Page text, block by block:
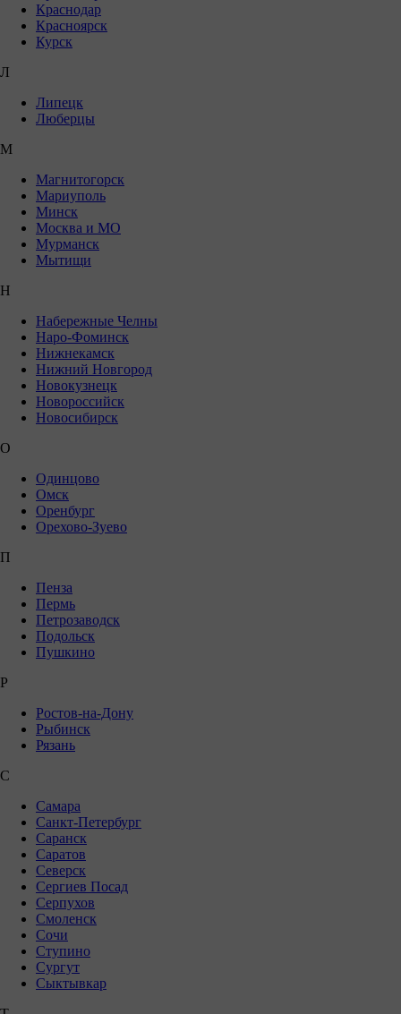
Краснодар
Красноярск
Курск
Л
Липецк
Люберцы
М
Магнитогорск
Мариуполь
Минск
Москва и МО
Мурманск
Мытищи
Н
Набережные Челны
Наро-Фоминск
Нижнекамск
Нижний Новгород
Новокузнецк
Новороссийск
Новосибирск
О
Одинцово
Омск
Оренбург
Орехово-Зуево
П
Пенза
Пермь
Петрозаводск
Подольск
Пушкино
Р
Ростов-на-Дону
Рыбинск
Рязань
С
Самара
Санкт-Петербург
Саранск
Саратов
Северск
Сергиев Посад
Серпухов
Смоленск
Сочи
Ступино
Сургут
Сыктывкар